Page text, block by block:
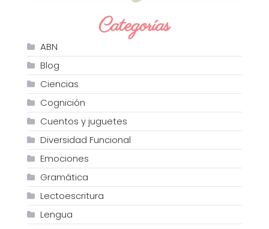
Categorías
ABN
Blog
Ciencias
Cognición
Cuentos y juguetes
Diversidad Funcional
Emociones
Gramática
Lectoescritura
Lengua